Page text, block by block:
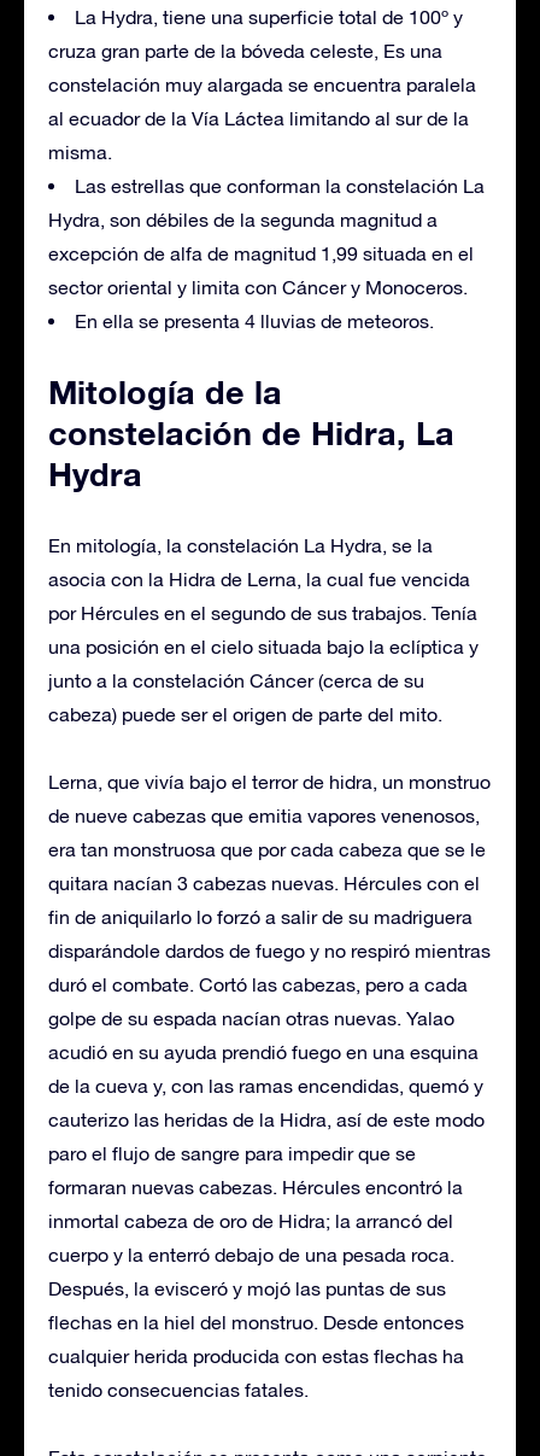
La Hydra, tiene una superficie total de 100º y
cruza gran parte de la bóveda celeste, Es una
constelación muy alargada se encuentra paralela
al ecuador de la Vía Láctea limitando al sur de la
misma.
Las estrellas que conforman la constelación La
Hydra, son débiles de la segunda magnitud a
excepción de alfa de magnitud 1,99 situada en el
sector oriental y limita con Cáncer y Monoceros.
En ella se presenta 4 lluvias de meteoros.
Mitología de la
constelación de Hidra, La
Hydra
En mitología, la constelación La Hydra, se la
asocia con la Hidra de Lerna, la cual fue vencida
por Hércules en el segundo de sus trabajos. Tenía
una posición en el cielo situada bajo la eclíptica y
junto a la constelación Cáncer (cerca de su
cabeza) puede ser el origen de parte del mito.
Lerna, que vivía bajo el terror de hidra, un monstruo
de nueve cabezas que emitia vapores venenosos,
era tan monstruosa que por cada cabeza que se le
quitara nacían 3 cabezas nuevas. Hércules con el
fin de aniquilarlo lo forzó a salir de su madriguera
disparándole dardos de fuego y no respiró mientras
duró el combate. Cortó las cabezas, pero a cada
golpe de su espada nacían otras nuevas. Yalao
acudió en su ayuda prendió fuego en una esquina
de la cueva y, con las ramas encendidas, quemó y
cauterizo las heridas de la Hidra, así de este modo
paro el flujo de sangre para impedir que se
formaran nuevas cabezas. Hércules encontró la
inmortal cabeza de oro de Hidra; la arrancó del
cuerpo y la enterró debajo de una pesada roca.
Después, la evisceró y mojó las puntas de sus
flechas en la hiel del monstruo. Desde entonces
cualquier herida producida con estas flechas ha
tenido consecuencias fatales.